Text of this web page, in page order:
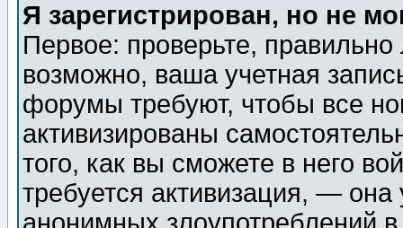
Я зарегистрирован, но не
Первое: проверьте,
возможно, ваша учетная
форумы требуют, чтобы все
активизированы
того, как вы сможете в него
требуется активизация, —